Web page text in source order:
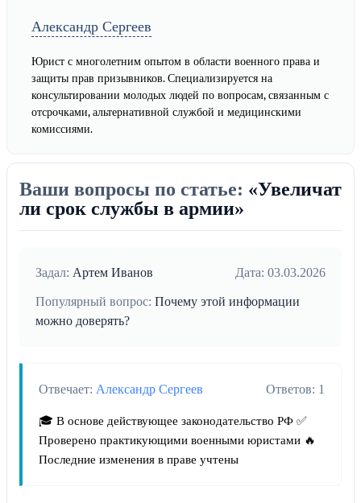
Александр Сергеев
Юрист с многолетним опытом в области военного права и
защиты прав призывников. Специализируется на
консультировании молодых людей по вопросам, связанным с
отсрочками, альтернативной службой и медицинскими
комиссиями.
Ваши вопросы по статье: «Увеличат
ли срок службы в армии»
Задал: Артем Иванов Дата: 03.03.2026
Популярный вопрос: Почему этой информации
можно доверять?
Отвечает: Александр Сергеев Ответов: 1
🎓 В основе действующее законодательство РФ ✅
Проверено практикующими военными юристами 🔥
Последние изменения в праве учтены